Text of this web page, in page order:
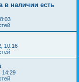
в наличии есть
10:16
14:29